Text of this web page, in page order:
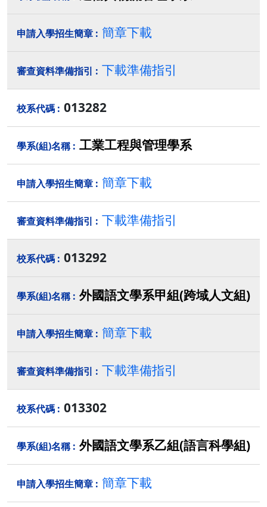
簡章下載
下載準備指引
013282
工業工程與管理學系
簡章下載
下載準備指引
013292
外國語文學系甲組(跨域人文組)
簡章下載
下載準備指引
013302
外國語文學系乙組(語言科學組)
簡章下載